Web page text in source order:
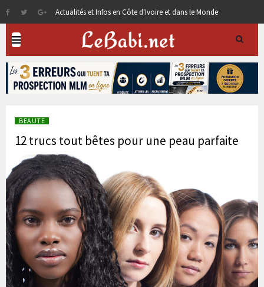
Actualités et Infos en Côte d'Ivoire et dans le Monde
BEAUTE
12 trucs tout bêtes pour une peau parfaite